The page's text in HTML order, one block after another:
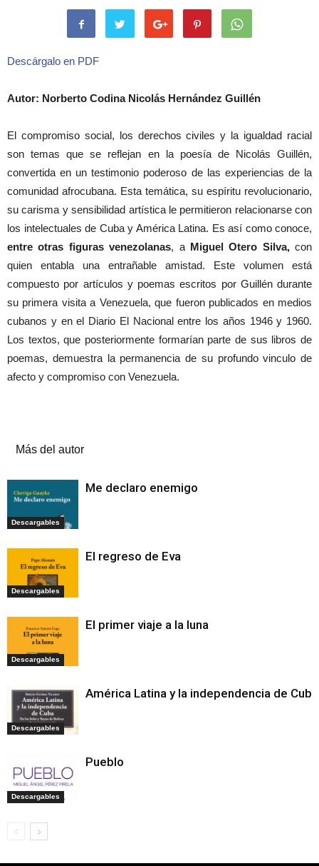
Descárgalo en PDF
Autor: Norberto Codina Nicolás Hernández Guillén
El compromiso social, los derechos civiles y la igualdad racial
son temas que se reflejan en la poesía de Nicolás Guillén,
convertida en un testimonio poderoso de las experiencias de la
comunidad afrocubana. Esta temática, su espíritu revolucionario,
su carisma y sensibilidad artística le permitieron relacionarse con
los intelectuales de Cuba y América Latina. Es así como conoce,
entre otras figuras venezolanas, aMiguel Otero Silva,con
quien entabla una entrañable amistad. Este volumen está
compuesto por artículos y poemas escritos por Guillén durante
su primera visita a Venezuela, que fueron publicados en medios
cubanos y en el Diario El Nacional entre los años 1946 y 1960.
Los textos, que posteriormente formarían parte de sus libros de
poemas, demuestra la permanencia de su profundo vinculo de
afecto y compromiso con Venezuela.
Más del autor
Descargables
Me declaro enemigo
Descargables
El regreso de Eva
Descargables
El primer viaje a la luna
Descargables
América Latina y la independencia de Cuba
Descargables
Pueblo